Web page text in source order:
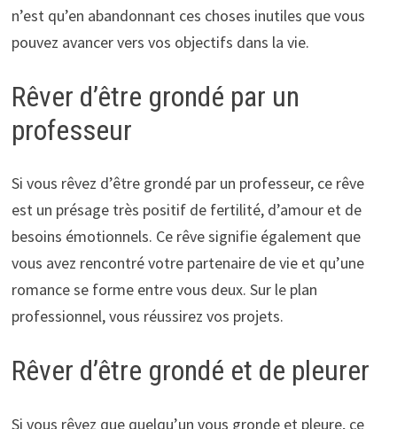
n’est qu’en abandonnant ces choses inutiles que vous
pouvez avancer vers vos objectifs dans la vie.
Rêver d’être grondé par un
professeur
Si vous rêvez d’être grondé par un professeur, ce rêve
est un présage très positif de fertilité, d’amour et de
besoins émotionnels. Ce rêve signifie également que
vous avez rencontré votre partenaire de vie et qu’une
romance se forme entre vous deux. Sur le plan
professionnel, vous réussirez vos projets.
Rêver d’être grondé et de pleurer
Si vous rêvez que quelqu’un vous gronde et pleure, ce